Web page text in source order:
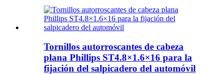
Tornillos autorroscantes de cabeza
plana Phillips ST4.8×1.6×16 para la
fijación del salpicadero del automóvil